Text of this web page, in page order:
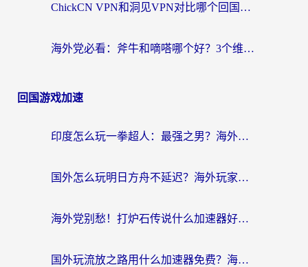
ChickCN VPN和洞见VPN对比哪个回国效果更好？海外党亲测3款加速器+避坑指南
海外党必看：斧牛和嘀嗒哪个好？3个维度教你选对回国加速器
回国游戏加速
印度怎么玩一拳超人：最强之男？海外党国服游戏加速避坑指南
国外怎么玩明日方舟不延迟？海外玩家国服游戏加速终极指南（附DNF梦幻诛仙解决方案）
海外党别愁！打炉石传说什么加速器好用？3个实用技巧解决国服游戏卡顿
国外玩流放之路用什么加速器免费？海外党亲测有效的国服游戏加速指南